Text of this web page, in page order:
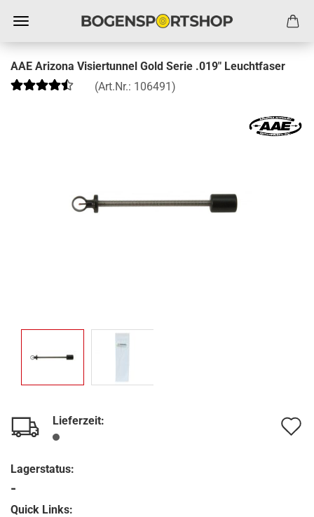
AAE Arizona Visiertunnel Gold Serie .019" Leuchtfaser
(Art.Nr.: 106491)
Lieferzeit:
Lagerstatus:
-
Quick Links: